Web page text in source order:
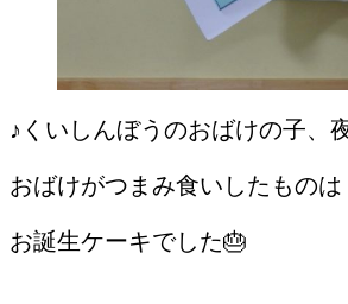
♪くいしんぼうのおばけの子、
おばけがつまみ食いしたもの
お誕生ケーキでした🎂